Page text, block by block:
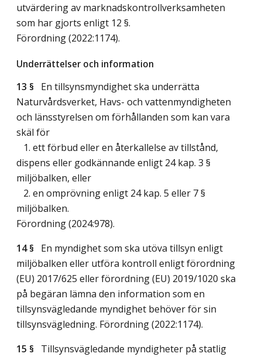
utvärdering av marknadskontrollverksamheten
som har gjorts enligt 12 §.
Förordning (2022:1174).
Underrättelser och information
13 § En tillsynsmyndighet ska underrätta
Naturvårdsverket, Havs- och vattenmyndigheten
och länsstyrelsen om förhållanden som kan vara
skäl för
1. ett förbud eller en återkallelse av tillstånd,
dispens eller godkännande enligt 24 kap. 3 §
miljöbalken, eller
2. en omprövning enligt 24 kap. 5 eller 7 §
miljöbalken.
Förordning (2024:978).
14 § En myndighet som ska utöva tillsyn enligt
miljöbalken eller utföra kontroll enligt förordning
(EU) 2017/625 eller förordning (EU) 2019/1020 ska
på begäran lämna den information som en
tillsynsvägledande myndighet behöver för sin
tillsynsvägledning. Förordning (2022:1174).
15 § Tillsynsvägledande myndigheter på statlig